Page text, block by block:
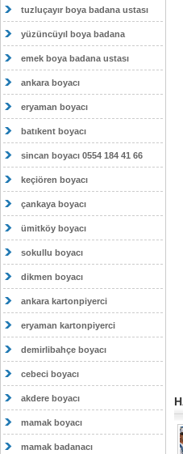
tuzluçayır boya badana ustası
yüzüncüyıl boya badana
emek boya badana ustası
ankara boyacı
eryaman boyacı
batıkent boyacı
sincan boyacı 0554 184 41 66
keçiören boyacı
çankaya boyacı
ümitköy boyacı
sokullu boyacı
dikmen boyacı
ankara kartonpiyerci
eryaman kartonpiyerci
demirlibahçe boyacı
cebeci boyacı
akdere boyacı
mamak boyacı
mamak badanacı